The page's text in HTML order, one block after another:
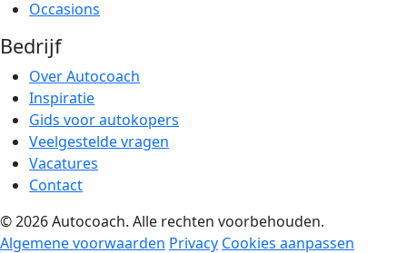
Occasions
Bedrijf
Over Autocoach
Inspiratie
Gids voor autokopers
Veelgestelde vragen
Vacatures
Contact
© 2026 Autocoach. Alle rechten voorbehouden.
Algemene voorwaarden Privacy Cookies aanpassen